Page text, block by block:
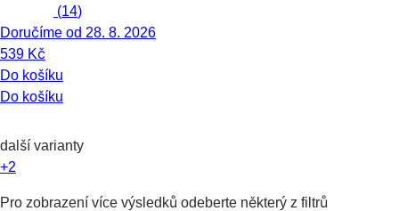
(14)
Doručíme od 28. 8. 2026
539 Kč
Do košíku
Do košíku
další varianty
+2
Pro zobrazení více výsledků odeberte některý z filtrů